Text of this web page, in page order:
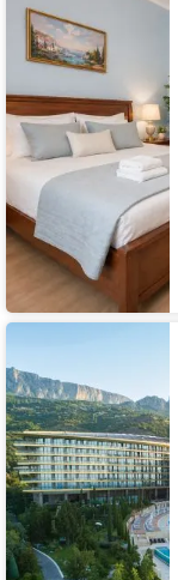
Resort)
Отель